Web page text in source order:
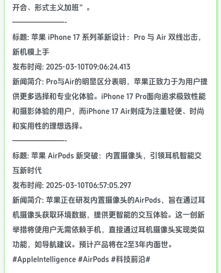
开会、形式主义加班”。
———————-
标题: 苹果 iPhone 17 系列革新设计：Pro 与 Air 双线出击，
新机模上手
发布时间: 2025-03-10T09:06:24.413
新闻简介: Pro与Air的明显区分表明，苹果正致力于为用户提
供更多选择和专业化体验。iPhone 17 Pro面向追求极致性能
和摄影体验的用户，而iPhone 17 Air则成为注重轻便、时尚
和实用性的理想选择。
———————-
标题: 苹果 AirPods 新突破：内置摄像头，引领耳机智能交
互新时代
发布时间: 2025-03-10T06:57:05.297
新闻简介: 苹果正在研发内置摄像头的AirPods，旨在通过耳
机摄像头获取环境数据，提供更智能的交互体验。这一创新
举措将使用户无需依赖手机，直接通过耳机摄像头实现类似
功能，如导航建议。预计产品将在2至3年内面世。
#AppleIntelligence #AirPods #科技前沿#